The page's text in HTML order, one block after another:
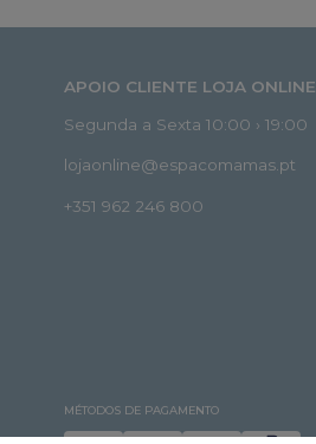
APOIO CLIENTE LOJA ONLINE
Segunda a Sexta 10:00 › 19:00
lojaonline@espacomamas.pt
+351 962 246 800
MÉTODOS DE PAGAMENTO